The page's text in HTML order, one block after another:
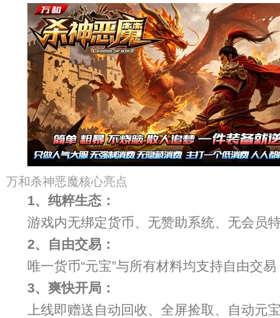
万和杀神恶魔核心亮点
1、纯粹生态：
游戏内无绑定货币、无赞助系统、无会员
2、自由交易：
唯一货币“元宝”与所有材料均支持自由交
3、爽快开局：
上线即赠送自动回收、全屏捡取、自动元